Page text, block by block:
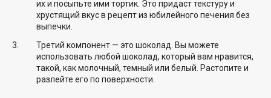
их и посыпьте ими тортик. Это придаст текстуру и
хрустящий вкус в рецепт из юбилейного печения без
выпечки.
Третий компонент — это шоколад. Вы можете
использовать любой шоколад, который вам нравится,
такой, как молочный, темный или белый. Растопите и
разлейте его по поверхности.